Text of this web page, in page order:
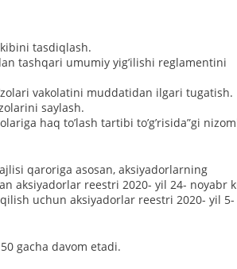
tasdiqlash.
tashqari umumiy yigʼilishi reglamentini
vakolatini muddatidan ilgari tugatish.
saylash.
haq toʼlash tartibi toʼgʼrisida”gi
qaroriga asosan, aksiyadorlarning
aksiyadorlar reestri 2020- yil 24- noyabr
uchun aksiyadorlar reestri 2020- yil 5-
gacha davom etadi.